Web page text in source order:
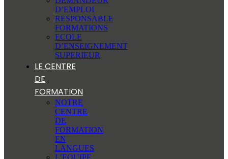
D’EMPLOI
RESPONSABLE
FORMATIONS
ECOLE
D’ENSEIGNEMENT
SUPERIEUR
LE CENTRE
DE
FORMATION
NOTRE
CENTRE
DE
FORMATION
EN
LANGUES